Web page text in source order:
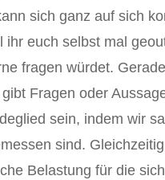
sich ganz auf sich
ihr euch selbst mal
fragen würdet.
Fragen oder
sein, indem wir
sind.
Belastung für die